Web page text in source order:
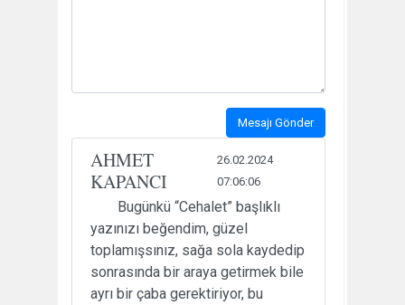
Mesajı Gönder
AHMET
KAPANCI
26.02.2024
07:06:06
Bugünkü “Cehalet” başlıklı
yazınızı beğendim, güzel
toplamışsınız, sağa sola kaydedip
sonrasında bir araya getirmek bile
ayrı bir çaba gerektiriyor, bu